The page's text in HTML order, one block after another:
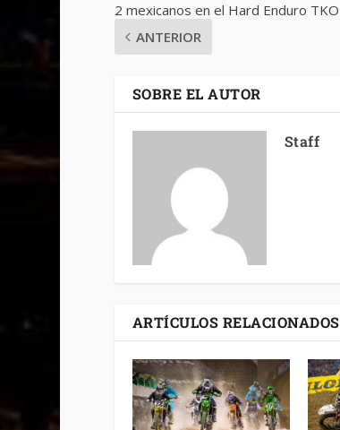
2 mexicanos en el Hard Enduro TKO
ANTERIOR
SOBRE EL AUTOR
Staff
ARTÍCULOS RELACIONADOS